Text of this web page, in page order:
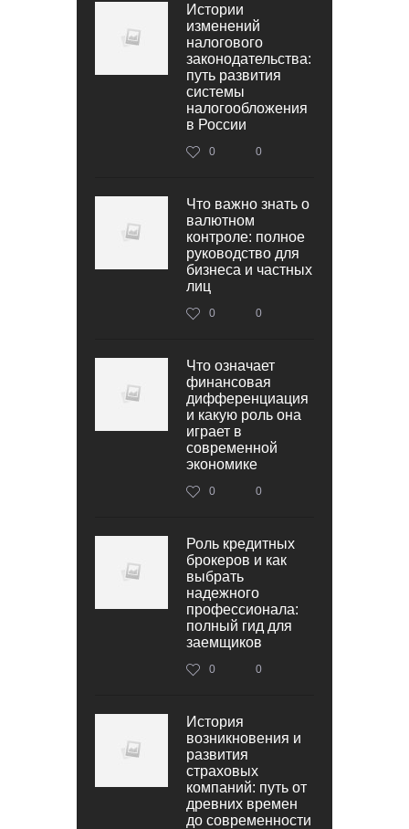
Истории
изменений
налогового
законодательства:
путь развития
системы
налогообложения
в России
0 0
Что важно знать о
валютном
контроле: полное
руководство для
бизнеса и частных
лиц
0 0
Что означает
финансовая
дифференциация
и какую роль она
играет в
современной
экономике
0 0
Роль кредитных
брокеров и как
выбрать
надежного
профессионала:
полный гид для
заемщиков
0 0
История
возникновения и
развития
страховых
компаний: путь от
древних времен
до современности